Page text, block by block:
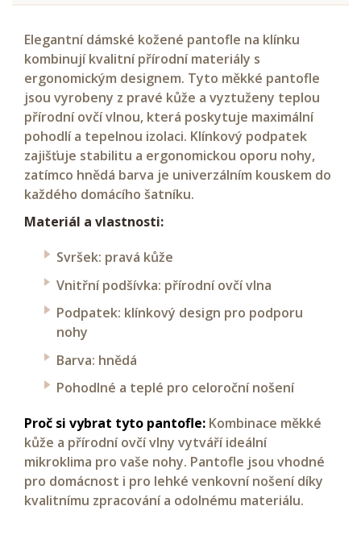
Elegantní dámské kožené pantofle na klínku
kombinují kvalitní přírodní materiály s
ergonomickým designem. Tyto měkké pantofle
jsou vyrobeny z pravé kůže a vyztuženy teplou
přírodní ovčí vlnou, která poskytuje maximální
pohodlí a tepelnou izolaci. Klínkový podpatek
zajišťuje stabilitu a ergonomickou oporu nohy,
zatímco hnědá barva je univerzálním kouskem do
každého domácího šatníku.
Materiál a vlastnosti:
Svršek: pravá kůže
Vnitřní podšívka: přírodní ovčí vlna
Podpatek: klínkový design pro podporu
nohy
Barva: hnědá
Pohodlné a teplé pro celoroční nošení
Proč si vybrat tyto pantofle: Kombinace měkké
kůže a přírodní ovčí vlny vytváří ideální
mikroklima pro vaše nohy. Pantofle jsou vhodné
pro domácnost i pro lehké venkovní nošení díky
kvalitnímu zpracování a odolnému materiálu.